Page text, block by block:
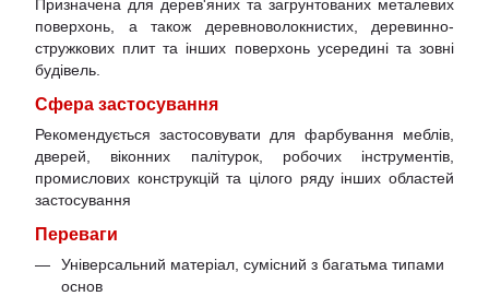
Призначена для дерев'яних та загрунтованих металевих
поверхонь, а також деревноволокнистих, деревинно-
стружкових плит та інших поверхонь усередині та зовні
будівель.
Сфера застосування
Рекомендується застосовувати для фарбування меблів,
дверей, віконних палітурок, робочих інструментів,
промислових конструкцій та цілого ряду інших областей
застосування
Переваги
Універсальний матеріал, сумісний з багатьма типами
основ